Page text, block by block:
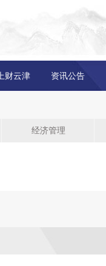
上财云津 资讯公告
经济管理